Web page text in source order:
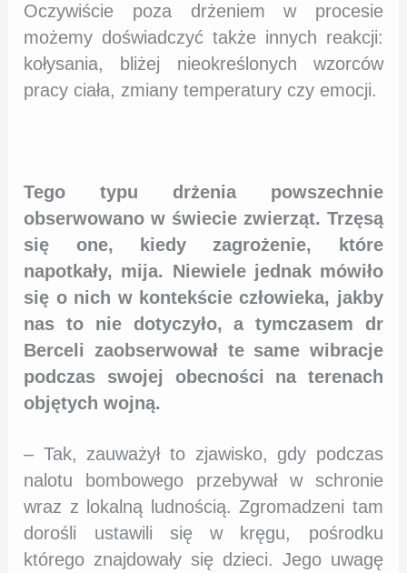
Oczywiście poza drżeniem w procesie
możemy doświadczyć także innych reakcji:
kołysania, bliżej nieokreślonych wzorców
pracy ciała, zmiany temperatury czy emocji.
Tego typu drżenia powszechnie
obserwowano w świecie zwierząt. Trzęsą
się one, kiedy zagrożenie, które
napotkały, mija. Niewiele jednak mówiło
się o nich w kontekście człowieka, jakby
nas to nie dotyczyło, a tymczasem dr
Berceli zaobserwował te same wibracje
podczas swojej obecności na terenach
objętych wojną.
– Tak, zauważył to zjawisko, gdy podczas
nalotu bombowego przebywał w schronie
wraz z lokalną ludnością. Zgromadzeni tam
dorośli ustawili się w kręgu, pośrodku
którego znajdowały się dzieci. Jego uwagę